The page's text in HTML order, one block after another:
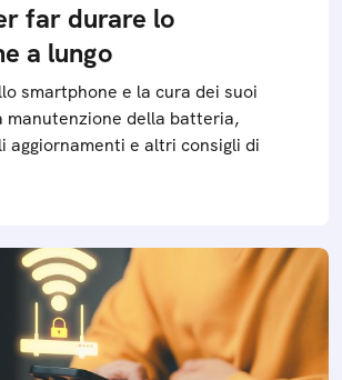
far durare lo
a lungo
smartphone e la cura dei suoi
manutenzione della batteria,
aggiornamenti e altri consigli di